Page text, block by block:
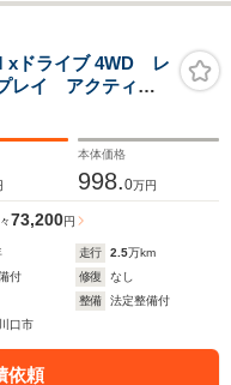
xドライブ 4WD レ
レイ アクティブ
ダプティブサスペ
デジチューナー
ーカー 黒革
本体価格
998.0万円
73,200円
走行 2.5万km
付 修復
なし
整備
法定整備付
口市
依頼